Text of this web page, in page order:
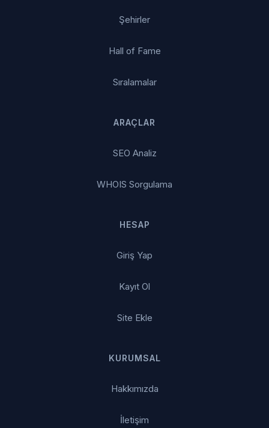
Şehirler
Hall of Fame
Sıralamalar
ARAÇLAR
SEO Analiz
WHOIS Sorgulama
HESAP
Giriş Yap
Kayıt Ol
Site Ekle
KURUMSAL
Hakkımızda
İletişim